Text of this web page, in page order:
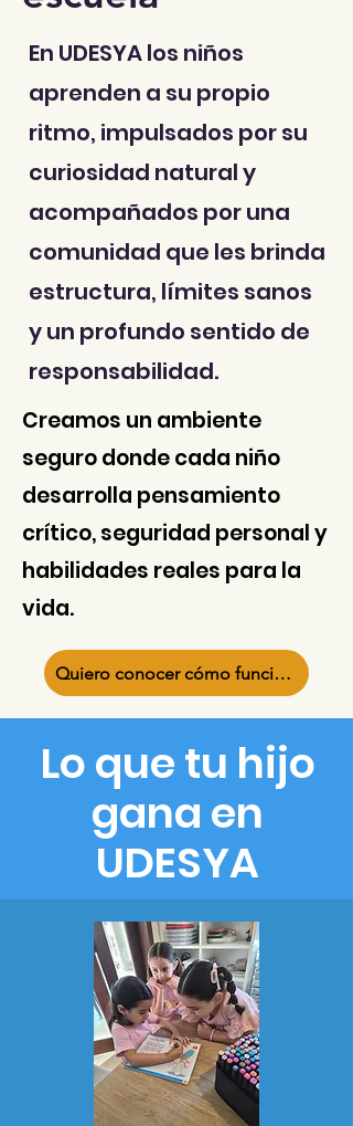
En UDESYA los niños
aprenden a su propio
ritmo, impulsados por su
curiosidad natural y
acompañados por una
comunidad que les brinda
estructura, límites sanos
y un profundo sentido de
responsabilidad.
Creamos un ambiente
seguro donde cada niño
desarrolla pensamiento
crítico, seguridad personal y
habilidades reales para la
vida.​
Quiero conocer cómo funciona
Lo que tu hijo
gana en
UDESYA